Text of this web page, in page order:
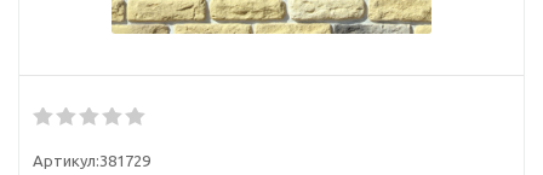
Артикул:381729